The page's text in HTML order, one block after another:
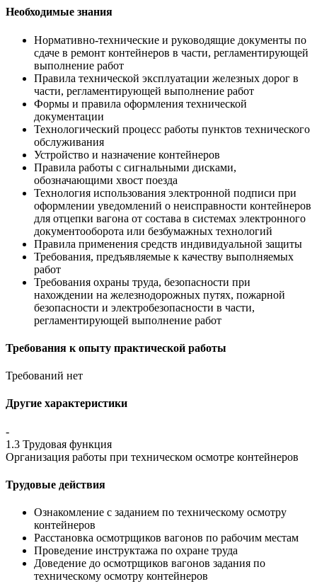
Необходимые знания
Нормативно-технические и руководящие документы по
сдаче в ремонт контейнеров в части, регламентирующей
выполнение работ
Правила технической эксплуатации железных дорог в
части, регламентирующей выполнение работ
Формы и правила оформления технической
документации
Технологический процесс работы пунктов технического
обслуживания
Устройство и назначение контейнеров
Правила работы с сигнальными дисками,
обозначающими хвост поезда
Технология использования электронной подписи при
оформлении уведомлений о неисправности контейнеров
для отцепки вагона от состава в системах электронного
документооборота или безбумажных технологий
Правила применения средств индивидуальной защиты
Требования, предъявляемые к качеству выполняемых
работ
Требования охраны труда, безопасности при
нахождении на железнодорожных путях, пожарной
безопасности и электробезопасности в части,
регламентирующей выполнение работ
Требования к опыту практической работы
Требований нет
Другие характеристики
-
1.3 Трудовая функция
Организация работы при техническом осмотре контейнеров
Трудовые действия
Ознакомление с заданием по техническому осмотру
контейнеров
Расстановка осмотрщиков вагонов по рабочим местам
Проведение инструктажа по охране труда
Доведение до осмотрщиков вагонов задания по
техническому осмотру контейнеров